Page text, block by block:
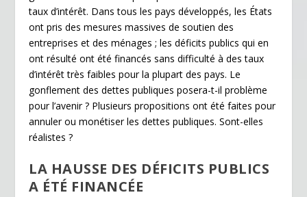
o
o
k
dI
n
e
n
dl
y
er
taux d’intérêt. Dans tous les pays développés, les États
ont pris des mesures massives de soutien des
entreprises et des ménages ; les déficits publics qui en
ont résulté ont été financés sans difficulté à des taux
d’intérêt très faibles pour la plupart des pays. Le
gonflement des dettes publiques posera-t-il problème
pour l’avenir ? Plusieurs propositions ont été faites pour
annuler ou monétiser les dettes publiques. Sont-elles
réalistes ?
LA HAUSSE DES DÉFICITS PUBLICS
A ÉTÉ FINANCÉE